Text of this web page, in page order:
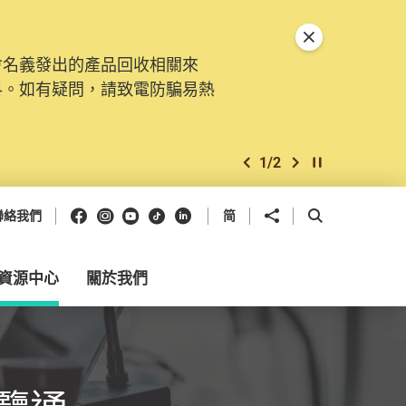
義發出的產品回收相關來
如有疑問，請致電防騙易熱
上一個
1/2 下一個開始/暫停幻燈
關閉特別通告
絡我們 Facebook
Instagram
Youtube
抖音領英 简 分享到 開啟搜尋框
源中心 關於我們